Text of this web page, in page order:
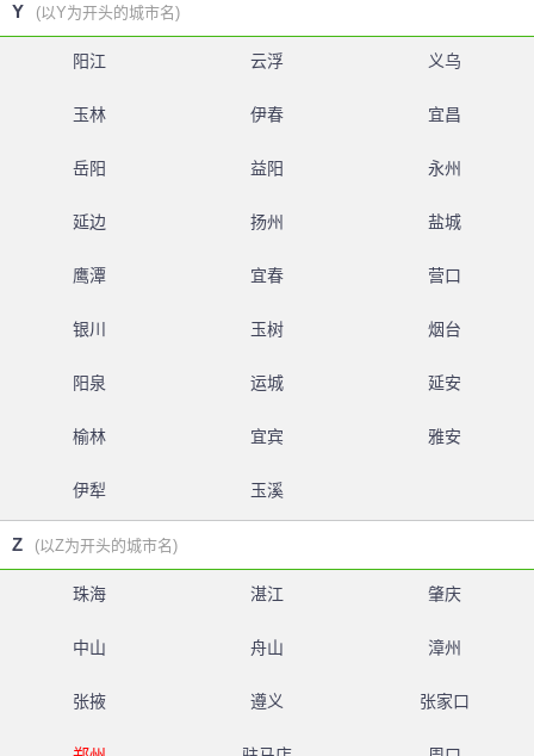
Y (以Y为开头的城市名)
阳江 云浮 义乌
玉林 伊春 宜昌
岳阳 益阳 永州
延边 扬州 盐城
鹰潭 宜春 营口
银川 玉树 烟台
阳泉 运城 延安
榆林 宜宾 雅安
伊犁 玉溪
Z (以Z为开头的城市名)
珠海 湛江 肇庆
中山 舟山 漳州
张掖 遵义 张家口